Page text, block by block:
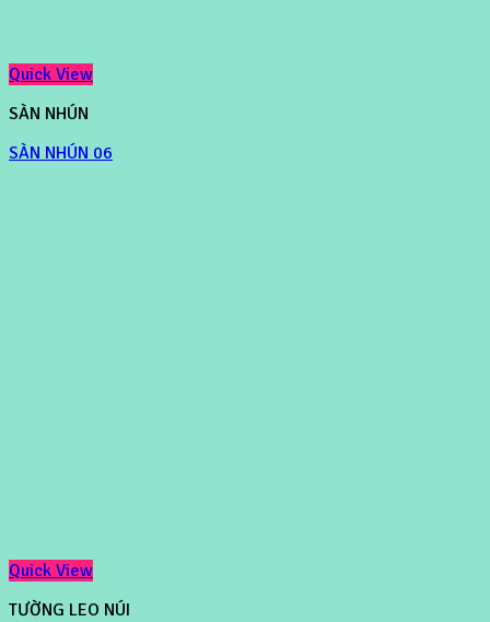
Quick View
SÀN NHÚN
SÀN NHÚN 06
Quick View
TƯỜNG LEO NÚI